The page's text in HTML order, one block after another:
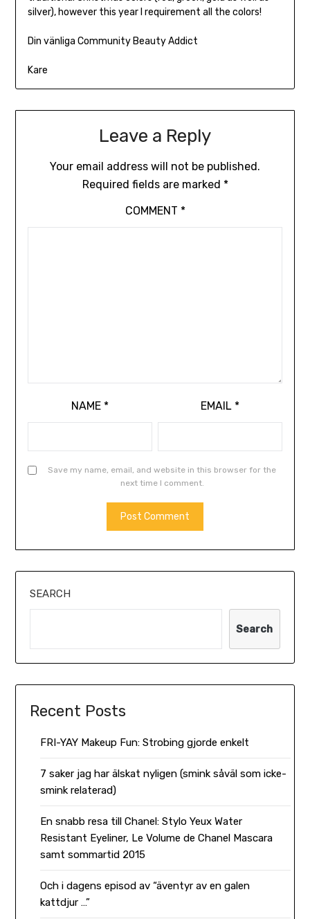
silver), however this year I requirement all the colors!
Din vänliga Community Beauty Addict
Kare
Leave a Reply
Your email address will not be published.
Required fields are marked *
COMMENT *
NAME * EMAIL *
Save my name, email, and website in this browser for the
next time I comment.
SEARCH
Search
Recent Posts
FRI-YAY Makeup Fun: Strobing gjorde enkelt
7 saker jag har älskat nyligen (smink såväl som icke-
smink relaterad)
En snabb resa till Chanel: Stylo Yeux Water
Resistant Eyeliner, Le Volume de Chanel Mascara
samt sommartid 2015
Och i dagens episod av “äventyr av en galen
kattdjur …”